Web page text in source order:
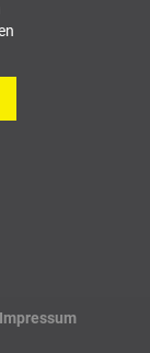
Impressum